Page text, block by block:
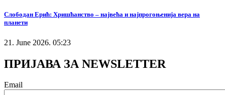
Слободан Ерић: Хришћанство – највећа и најпрогоњенија вера на
планети
21. June 2026. 05:23
ПРИЈАВА ЗА NEWSLETTER
Email